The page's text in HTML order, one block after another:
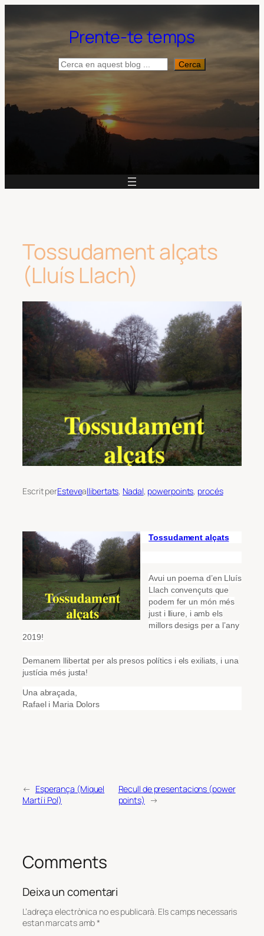
Prente-te temps
Cerca Cerca
Tossudament alçats
(Lluís Llach)
Escrit perEsteveallibertats, Nadal, powerpoints, procés
Tossudament alçats
Avui un poema d’en Lluís
Llach convençuts que
podem fer un món més
just i lliure, i amb els
millors desigs per a l’any
2019!
Demanem llibertat per als presos polítics i els exiliats, i una
justícia més justa!
Una abraçada,
Rafael i Maria Dolors
← Esperança (Miquel
Martí i Pol)
Recull de presentacions (power
points)
→
Comments
Deixa un comentari
L’adreça electrònica no es publicarà. Els camps necessaris
estan marcats amb*